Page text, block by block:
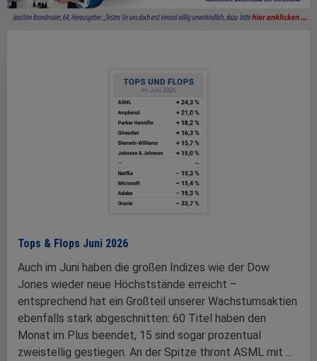
Tops & Flops Juni 2026
Auch im Juni haben die großen Indizes wie der Dow
Jones wieder neue Höchststände erreicht –
entsprechend hat ein Großteil unserer Wachstumsaktien
ebenfalls stark abgeschnitten: 60 Titel haben den
Monat im Plus beendet, 15 sind sogar prozentual
zweistellig gestiegen. An der Spitze thront ASML mit ...